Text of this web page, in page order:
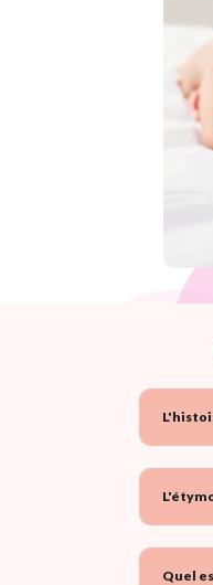
Quel